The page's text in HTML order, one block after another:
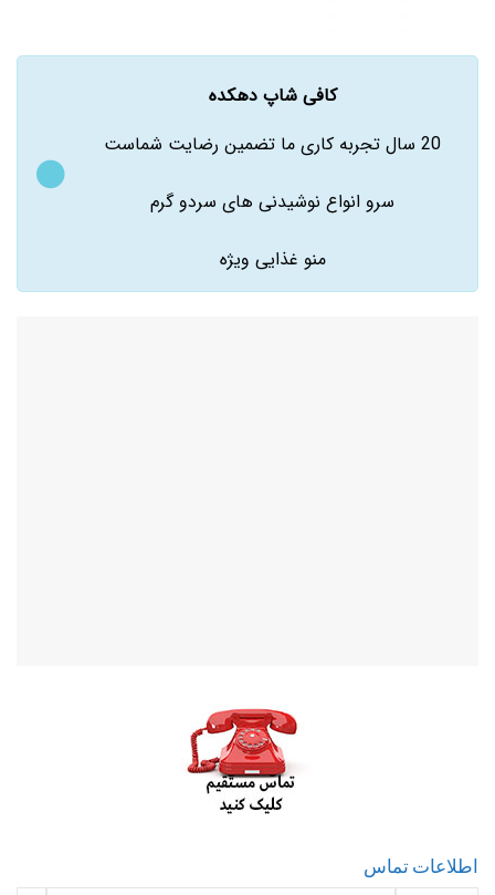
کافی شاپ دهکده
20 سال تجربه کاری ما تضمین رضایت شماست
سرو انواع نوشیدنی های سردو گرم
منو غذایی ویژه
اطلاعات تماس